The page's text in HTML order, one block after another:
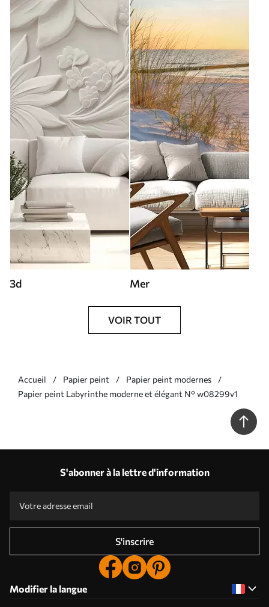
3d Mer
VOIR TOUT
Accueil Papier peint
Papier peint modernes
Papier peint Labyrinthe moderne et élégant N° w08299v1
S'abonner à la lettre d'information
S'inscrire
Modifier la langue